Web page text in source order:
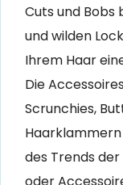
Cuts und Bobs
und wilden
Ihrem Haar
Die
Scrunchies,
des Trends